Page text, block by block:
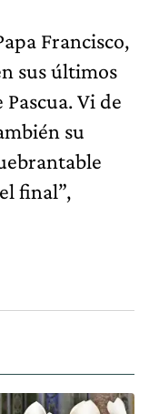
Francisco,
sus últimos
Vi de
su
final”,